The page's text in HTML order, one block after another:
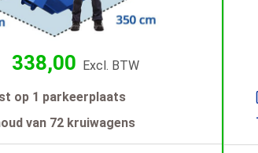
338,00 Excl. BTW
op 1 parkeerplaats
van 72 kruiwagens